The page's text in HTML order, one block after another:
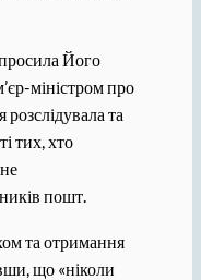
Його
міністром про
розслідувала та
тих, хто
пошт.
та отримання
що «ніколи